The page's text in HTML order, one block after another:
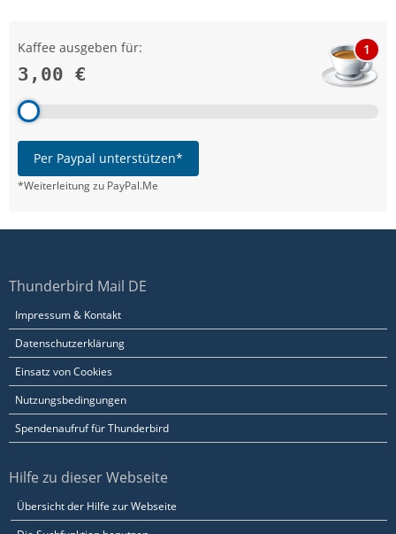
Kaffee ausgeben für:
3,00 €
1
Per Paypal unterstützen*
*Weiterleitung zu PayPal.Me
Thunderbird Mail DE
Impressum & Kontakt
Datenschutzerklärung
Einsatz von Cookies
Nutzungsbedingungen
Spendenaufruf für Thunderbird
Hilfe zu dieser Webseite
Übersicht der Hilfe zur Webseite